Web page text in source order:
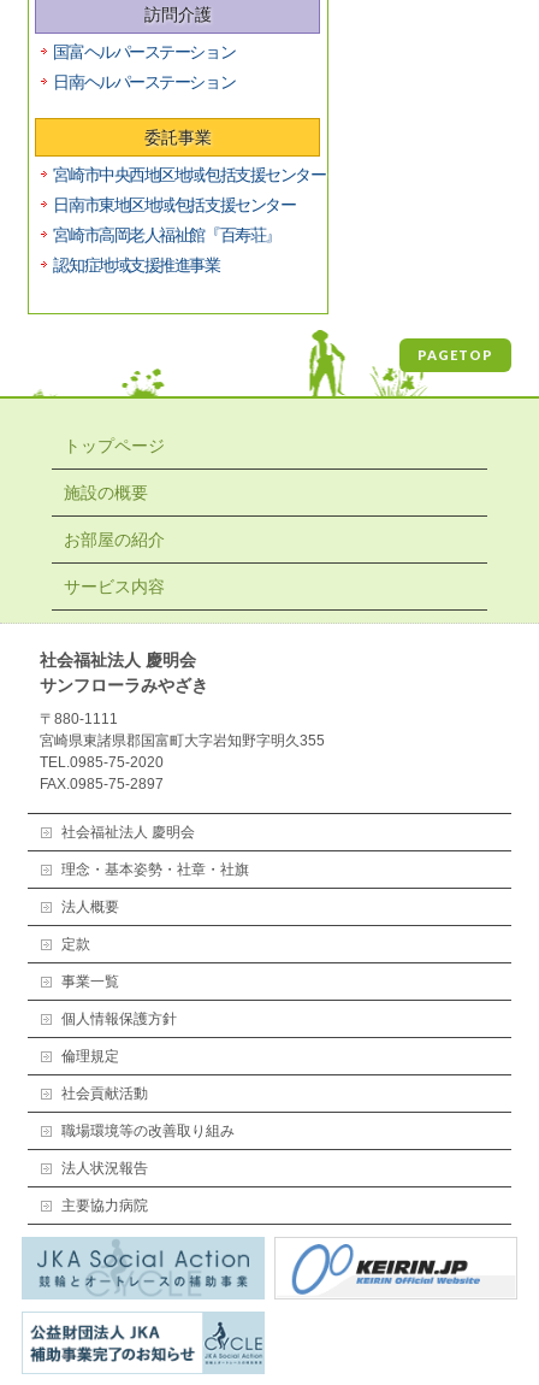
訪問介護
国富ヘルパーステーション
日南ヘルパーステーション
委託事業
宮崎市中央西地区地域包括支援センター
日南市東地区地域包括支援センター
宮崎市高岡老人福祉館『百寿荘』
認知症地域支援推進事業
PAGETOP
トップページ
施設の概要
お部屋の紹介
サービス内容
社会福祉法人 慶明会
サンフローラみやざき
〒880-1111
宮崎県東諸県郡国富町大字岩知野字明久355
TEL.0985-75-2020
FAX.0985-75-2897
社会福祉法人 慶明会
理念・基本姿勢・社章・社旗
法人概要
定款
事業一覧
個人情報保護方針
倫理規定
社会貢献活動
職場環境等の改善取り組み
法人状況報告
主要協力病院